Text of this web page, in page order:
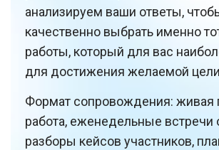
анализируем ваши ответы,
качественно выбрать именно
работы, который для вас
для достижения желаемой
Формат сопровождения: живая
работа, еженедельные встречи
разборы кейсов участников,